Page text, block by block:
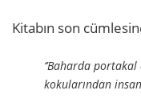
Kitabın son
‘’Baharda
kokularından